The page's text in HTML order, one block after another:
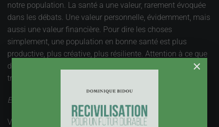
notre population. La santé a une valeur, rarement évoquée
dans les débats. Une valeur personnelle, évidemment, mais
aussi une valeur financière. Pour dire les choses
simplement, une population en bonne santé est plus
productive, plus créative, plus résiliente. Attention à ce que
des économies maladroites ou excessives n'affectent ce
trésor inestimable qu'est la bonne santé des populations.
Edito du 25 octobre 2017
Vues : 2353
×